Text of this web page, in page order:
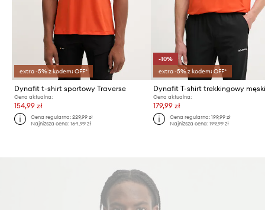
extra -5% z kodem: OFF*
Dynafit t-shirt sportowy Traverse
Cena aktualna:
154,99 zł
Cena regularna:229,99 zł
Najniższa cena:164,99 zł
-10%
extra -5% z kodem: OFF*
Cena aktualna:
179,99 zł
Cena regularna: 199,99 zł
Najniższa cena: 199,99 zł